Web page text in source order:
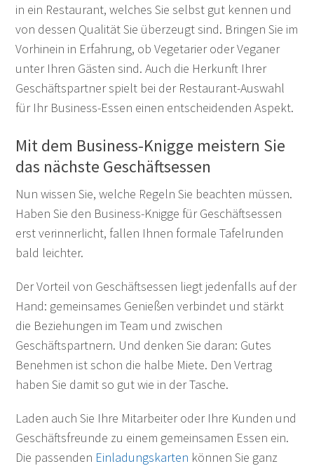
in ein Restaurant, welches Sie selbst gut kennen und
von dessen Qualität Sie überzeugt sind. Bringen Sie im
Vorhinein in Erfahrung, ob Vegetarier oder Veganer
unter Ihren Gästen sind. Auch die Herkunft Ihrer
Geschäftspartner spielt bei der Restaurant-Auswahl
für Ihr Business-Essen einen entscheidenden Aspekt.
Mit dem Business-Knigge meistern Sie
das nächste Geschäftsessen
Nun wissen Sie, welche Regeln Sie beachten müssen.
Haben Sie den Business-Knigge für Geschäftsessen
erst verinnerlicht, fallen Ihnen formale Tafelrunden
bald leichter.
Der Vorteil von Geschäftsessen liegt jedenfalls auf der
Hand: gemeinsames Genießen verbindet und stärkt
die Beziehungen im Team und zwischen
Geschäftspartnern. Und denken Sie daran: Gutes
Benehmen ist schon die halbe Miete. Den Vertrag
haben Sie damit so gut wie in der Tasche.
Laden auch Sie Ihre Mitarbeiter oder Ihre Kunden und
Geschäftsfreunde zu einem gemeinsamen Essen ein.
Die passenden Einladungskarten können Sie ganz